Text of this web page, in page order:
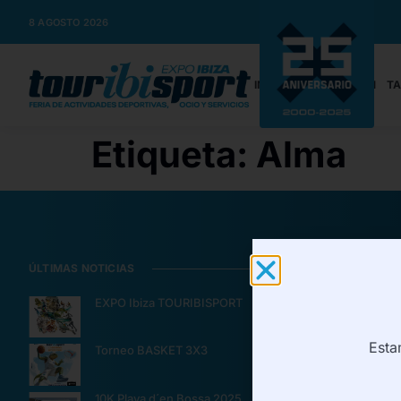
8 AGOSTO 2026
INICIO INFORMACIÓN
Etiqueta: Alma
ÚLTIMAS NOTICIAS
EXPO Ibiza TOURIBISPORT
Torneo BASKET 3X3
10K Playa d´en Bossa 2025